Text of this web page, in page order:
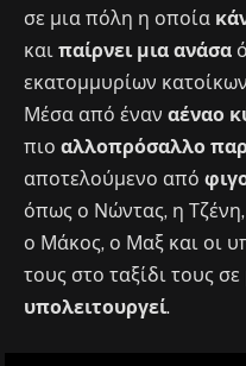
σε μια πόλη η οποία
και παίρνει μια ανάσα
εκατομμυρίων
Μέσα από έναν αέναο
πιο αλλοπρόσαλλο
αποτελούμενο από
όπως ο Νώντας, η
ο Μάκος, ο Μαξ και οι
τους στο ταξίδι τους
υπολειτουργεί.